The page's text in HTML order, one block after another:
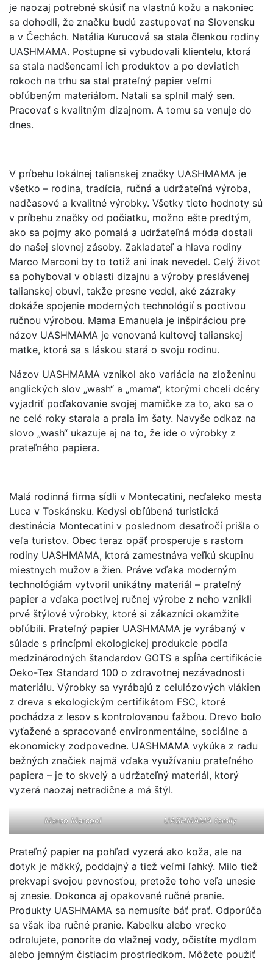
je naozaj potrebné skúsiť na vlastnú kožu a nakoniec
sa dohodli, že značku budú zastupovať na Slovensku
a v Čechách. Natália Kurucová sa stala členkou rodiny
UASHMAMA. Postupne si vybudovali klientelu, ktorá
sa stala nadšencami ich produktov a po deviatich
rokoch na trhu sa stal prateľný papier veľmi
obľúbeným materiálom. Natali sa splnil malý sen.
Pracovať s kvalitným dizajnom. A tomu sa venuje do
dnes.
V príbehu lokálnej talianskej značky UASHMAMA je
všetko – rodina, tradícia, ručná a udržateľná výroba,
nadčasové a kvalitné výrobky. Všetky tieto hodnoty sú
v príbehu značky od počiatku, možno ešte predtým,
ako sa pojmy ako pomalá a udržateľná móda dostali
do našej slovnej zásoby. Zakladateľ a hlava rodiny
Marco Marconi by to totiž ani inak nevedel. Celý život
sa pohyboval v oblasti dizajnu a výroby preslávenej
talianskej obuvi, takže presne vedel, aké zázraky
dokáže spojenie moderných technológií s poctivou
ručnou výrobou. Mama Emanuela je inšpiráciou pre
názov UASHMAMA je venovaná kultovej talianskej
matke, ktorá sa s láskou stará o svoju rodinu.
Názov UASHMAMA vznikol ako variácia na zloženinu
anglických slov „wash“ a „mama“, ktorými chceli dcéry
vyjadriť poďakovanie svojej mamičke za to, ako sa o
ne celé roky starala a prala im šaty. Navyše odkaz na
slovo „wash“ ukazuje aj na to, že ide o výrobky z
prateľného papiera.
Malá rodinná firma sídli v Montecatini, neďaleko mesta
Luca v Toskánsku. Kedysi obľúbená turistická
destinácia Montecatini v poslednom desaťročí prišla o
veľa turistov. Obec teraz opäť prosperuje s rastom
rodiny UASHMAMA, ktorá zamestnáva veľkú skupinu
miestnych mužov a žien. Práve vďaka moderným
technológiám vytvoril unikátny materiál – prateľný
papier a vďaka poctivej ručnej výrobe z neho vznikli
prvé štýlové výrobky, ktoré si zákazníci okamžite
obľúbili. Prateľný papier UASHMAMA je vyrábaný v
súlade s princípmi ekologickej produkcie podľa
medzinárodných štandardov GOTS a spĺňa certifikácie
Oeko-Tex Standard 100 o zdravotnej nezávadnosti
materiálu. Výrobky sa vyrábajú z celulózových vlákien
z dreva s ekologickým certifikátom FSC, ktoré
pochádza z lesov s kontrolovanou ťažbou. Drevo bolo
vyťažené a spracované environmentálne, sociálne a
ekonomicky zodpovedne. UASHMAMA vykúka z radu
bežných značiek najmä vďaka využívaniu prateľného
papiera – je to skvelý a udržateľný materiál, ktorý
vyzerá naozaj netradične a má štýl.
Marco Marconi UASHMAMA family
Prateľný papier na pohľad vyzerá ako koža, ale na
dotyk je mäkký, poddajný a tiež veľmi ľahký. Milo tiež
prekvapí svojou pevnosťou, pretože toho veľa unesie
aj znesie. Dokonca aj opakované ručné pranie.
Produkty UASHMAMA sa nemusíte báť prať. Odporúča
sa však iba ručné pranie. Kabelku alebo vrecko
odrolujete, ponoríte do vlažnej vody, očistíte mydlom
alebo jemným čistiacim prostriedkom. Môžete použiť